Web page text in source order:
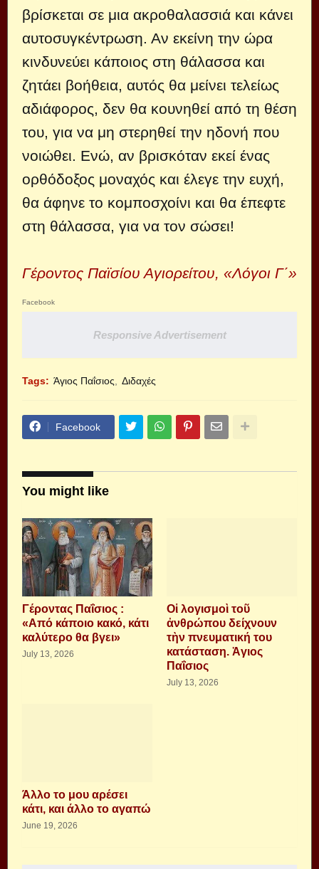
βρίσκεται σε μια ακροθαλασσιά και κάνει
αυτοσυγκέντρωση. Αν εκείνη την ώρα
κινδυνεύει κάποιος στη θάλασσα και
ζητάει βοήθεια, αυτός θα μείνει τελείως
αδιάφορος, δεν θα κουνηθεί από τη θέση
του, για να μη στερηθεί την ηδονή που
νοιώθει. Ενώ, αν βρισκόταν εκεί ένας
ορθόδοξος μοναχός και έλεγε την ευχή,
θα άφηνε το κομποσχοίνι και θα έπεφτε
στη θάλασσα, για να τον σώσει!
Γέροντος Παϊσίου Αγιορείτου, «Λόγοι Γ΄»
Facebook
Responsive Advertisement
Tags: Άγιος Παΐσιος Διδαχές
Facebook
You might like
Γέροντας Παΐσιος :
«Από κάποιο κακό, κάτι
καλύτερο θα βγει»
July 13, 2026
Οἱ λογισμοὶ τοῦ
ἀνθρώπου δείχνουν
τὴν πνευματική του
κατάσταση. Ἁγιος
Παΐσιος
July 13, 2026
Άλλο το μου αρέσει
κάτι, και άλλο το αγαπώ
June 19, 2026